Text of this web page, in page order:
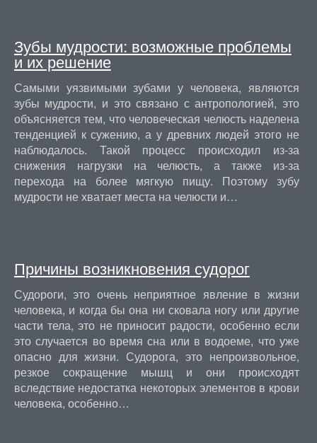
Зубы мудрости: возможные проблемы
и их решение
Самыми уязвимыми зубами у человека, являются
зубы мудрости, и это связано с антропологией, это
объясняется тем, что человеческая челюсть наделена
тенденцией к сужению, а у древних людей этого не
наблюдалось. Такой процесс происходил из-за
снижения нагрузки на челюсть, а также из-за
перехода на более мягкую пищу. Поэтому зубу
мудрости не хватает места на челюсти и…
Причины возникновения судорог
Судороги, это очень неприятное явление в жизни
человека, и когда бы она ни сковала ногу или другие
части тела, это не приносит радости, особенно если
это случается во время сна или в водоеме, что уже
опасно для жизни. Судорога, это непроизвольное,
резкое сокращение мышц и они происходят
вследствие недостатка некоторых элементов в крови
человека, особенно…